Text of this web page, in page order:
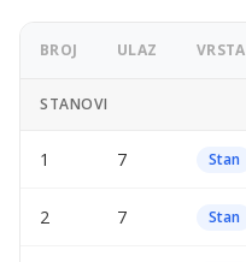
BROJ ULAZ VRSTA
STANOVI
1 7 Stan
2 7 Stan